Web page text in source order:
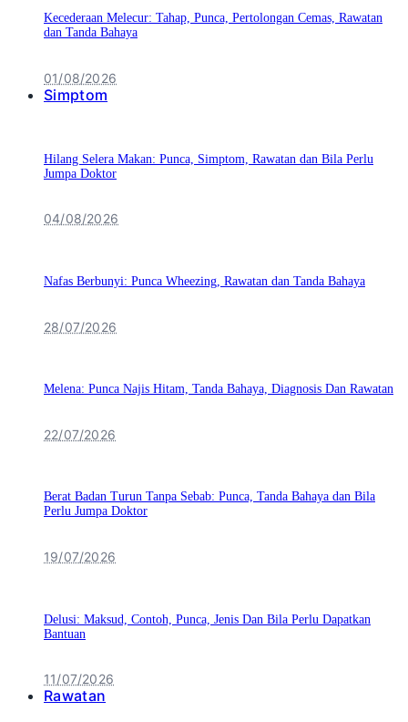
Kecederaan Melecur: Tahap, Punca, Pertolongan Cemas, Rawatan
dan Tanda Bahaya
01/08/2026
Simptom
Hilang Selera Makan: Punca, Simptom, Rawatan dan Bila Perlu
Jumpa Doktor
04/08/2026
Nafas Berbunyi: Punca Wheezing, Rawatan dan Tanda Bahaya
28/07/2026
Melena: Punca Najis Hitam, Tanda Bahaya, Diagnosis Dan Rawatan
22/07/2026
Berat Badan Turun Tanpa Sebab: Punca, Tanda Bahaya dan Bila
Perlu Jumpa Doktor
19/07/2026
Delusi: Maksud, Contoh, Punca, Jenis Dan Bila Perlu Dapatkan
Bantuan
11/07/2026
Rawatan